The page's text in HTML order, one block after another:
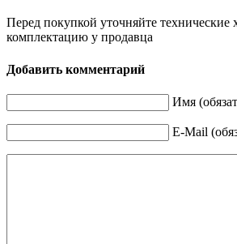
Перед покупкой уточняйте технические
комплектацию у продавца
Добавить комментарий
Имя
E-Mail